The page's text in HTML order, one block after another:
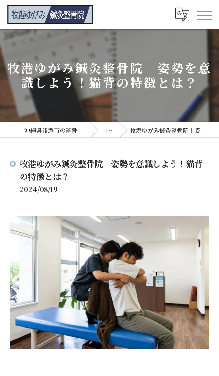
牧港ゆがみ鍼灸整骨院｜姿勢を意
識しよう！猫背の特徴とは？
沖縄県浦添市の整骨院なら牧港ゆがみ鍼灸整骨院 コンテンツ 牧港ゆがみ鍼灸整骨院｜姿勢を意識しよう！猫背の特徴とは？
牧港ゆがみ鍼灸整骨院｜姿勢を意識しよう！猫背
の特徴とは？
2024/08/19